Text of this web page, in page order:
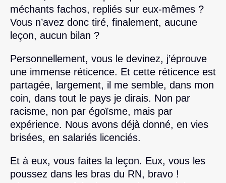
méchants fachos, repliés sur eux-mêmes ?
Vous n’avez donc tiré, finalement, aucune
leçon, aucun bilan ?
Personnellement, vous le devinez, j’éprouve
une immense réticence. Et cette réticence est
partagée, largement, il me semble, dans mon
coin, dans tout le pays je dirais. Non par
racisme, non par égoïsme, mais par
expérience. Nous avons déjà donné, en vies
brisées, en salariés licenciés.
Et à eux, vous faites la leçon. Eux, vous les
poussez dans les bras du RN, bravo !